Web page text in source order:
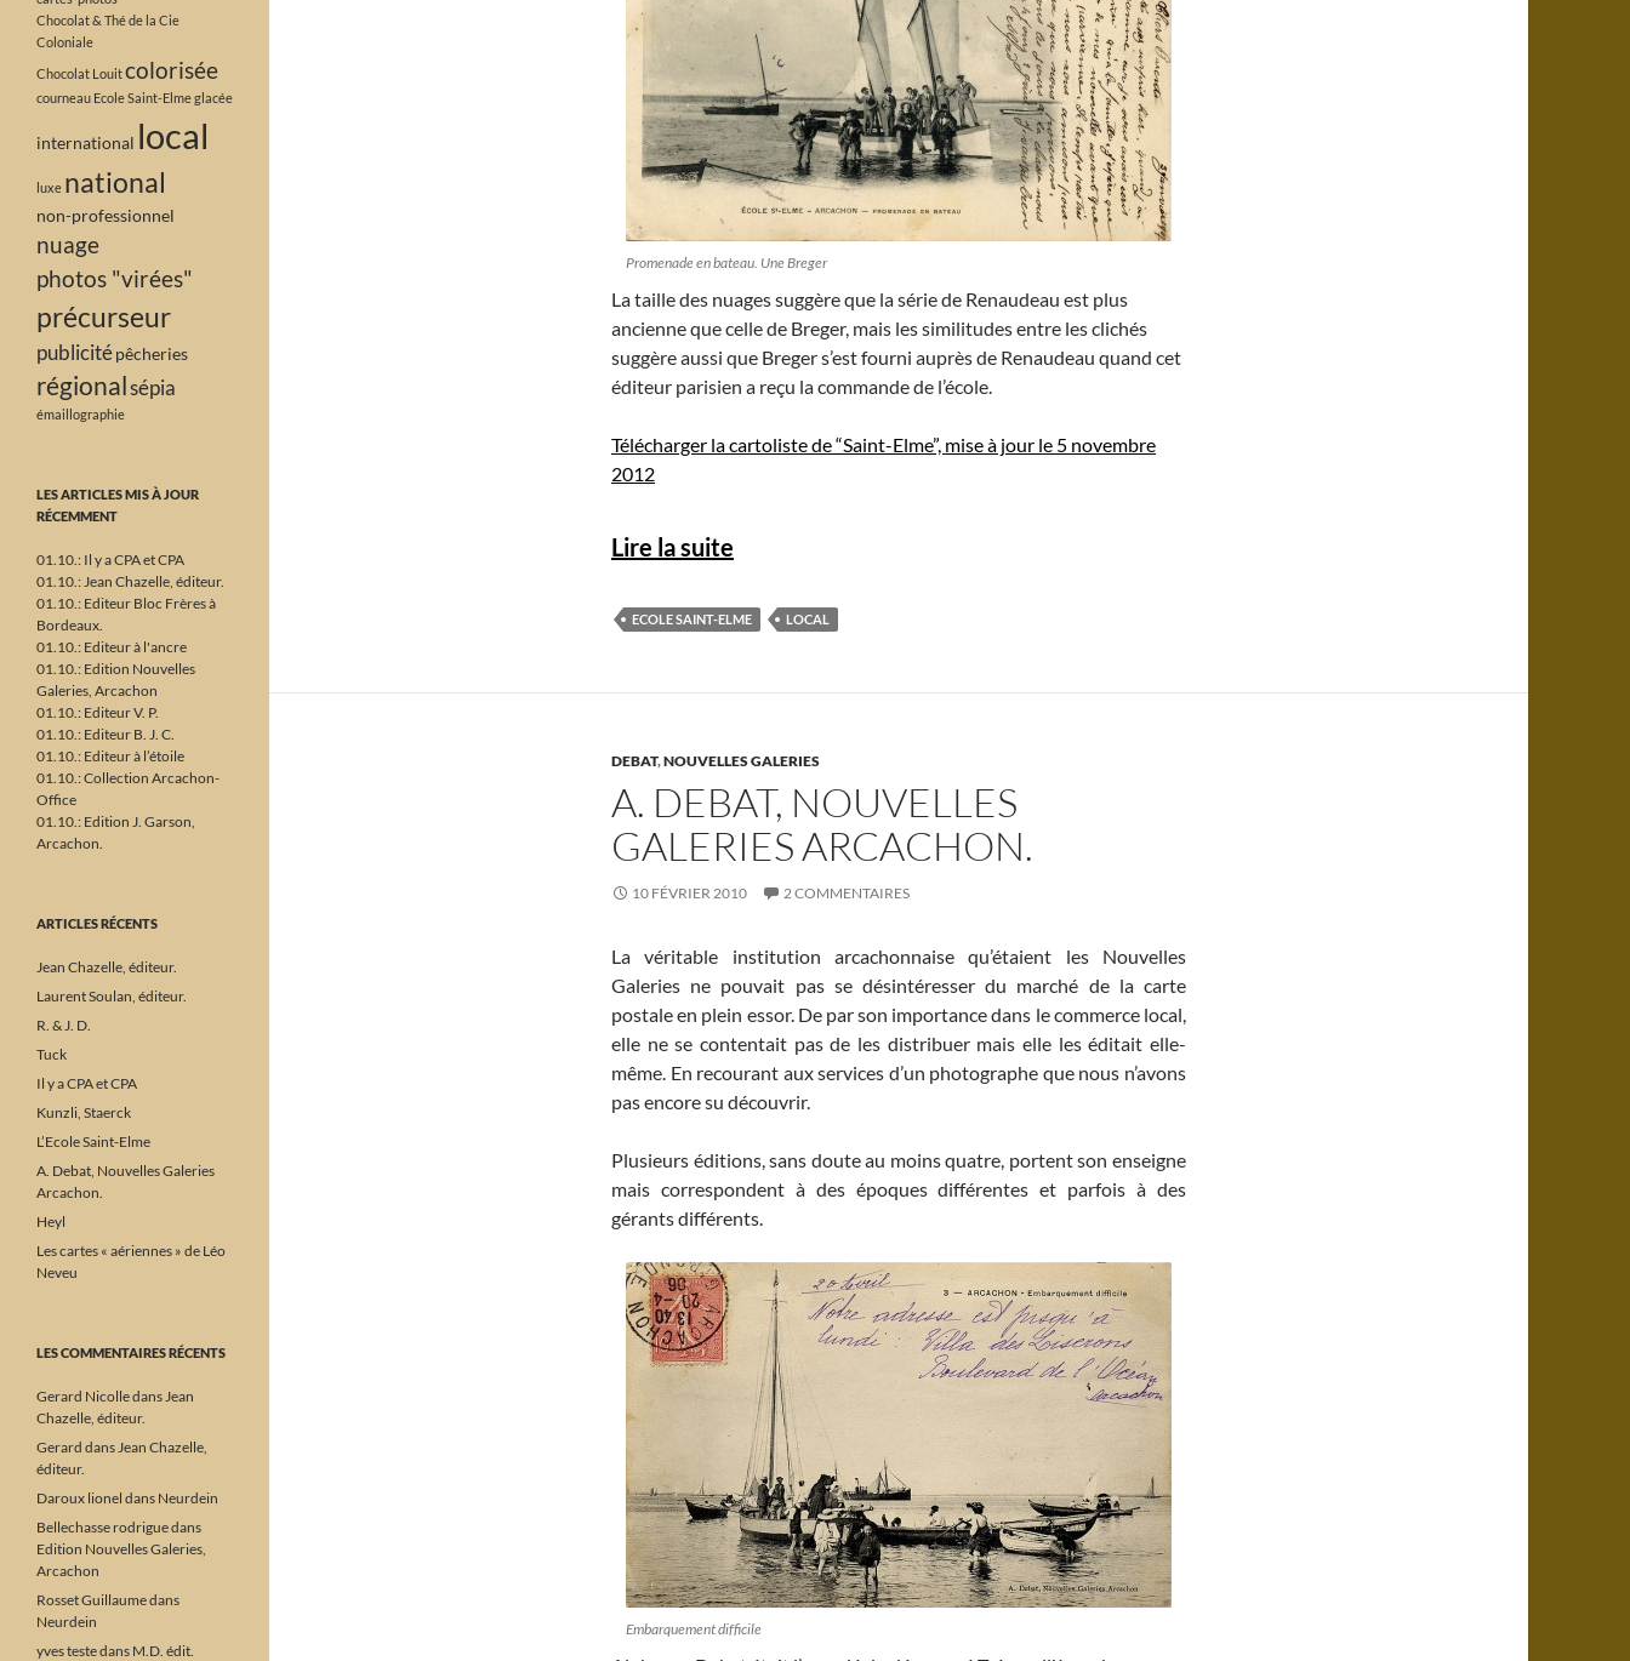
Promenade en bateau. Une Breger
La taille des nuages suggère que la série de Renaudeau est plus
ancienne que celle de Breger, mais les similitudes entre les clichés
suggère aussi que Breger s’est fourni auprès de Renaudeau quand cet
éditeur parisien a reçu la commande de l’école.
Télécharger la cartoliste de “Saint-Elme”, mise à jour le 5 novembre
2012
Lire la suite
ECOLE SAINT-ELME LOCAL
DEBAT,NOUVELLES GALERIES
A. DEBAT, NOUVELLES
GALERIES ARCACHON.
10 FÉVRIER 2010 2 COMMENTAIRES
La véritable institution arcachonnaise qu’étaient les Nouvelles
Galeries ne pouvait pas se désintéresser du marché de la carte
postale en plein essor. De par son importance dans le commerce local,
elle ne se contentait pas de les distribuer mais elle les éditait elle-
même. En recourant aux services d’un photographe que nous n’avons
pas encore su découvrir.
Plusieurs éditions, sans doute au moins quatre, portent son enseigne
mais correspondent à des époques différentes et parfois à des
gérants différents.
Embarquement difficile
Chocolat & Thé de la Cie
Coloniale
Chocolat Louitcolorisée
courneau Ecole Saint-Elmeglacée
international local
luxe national
non-professionnel
nuage
photos "virées"
précurseur
publicitépêcheries
régionalsépia
émaillographie
LES ARTICLES MIS À JOUR
RÉCEMMENT
01.10.: Il y a CPA et CPA
01.10.: Jean Chazelle, éditeur.
01.10.: Editeur Bloc Frères à
Bordeaux.
01.10.: Editeur à l'ancre
01.10.: Edition Nouvelles
Galeries, Arcachon
01.10.: Editeur V. P.
01.10.: Editeur B. J. C.
01.10.: Editeur à l’étoile
01.10.: Collection Arcachon-
Office
01.10.: Edition J. Garson,
Arcachon.
ARTICLES RÉCENTS
Jean Chazelle, éditeur.
Laurent Soulan, éditeur.
R. & J. D.
Tuck
Il y a CPA et CPA
Kunzli, Staerck
L’Ecole Saint-Elme
A. Debat, Nouvelles Galeries
Arcachon.
Heyl
Les cartes « aériennes » de Léo
Neveu
LES COMMENTAIRES RÉCENTS
Gerard NicolledansJean
Chazelle, éditeur.
Gerard dansJean Chazelle,
éditeur.
Daroux lionel dans Neurdein
Bellechasse rodriguedans
Edition Nouvelles Galeries,
Arcachon
Rosset Guillaumedans
Neurdein
yves testedans M.D. édit.